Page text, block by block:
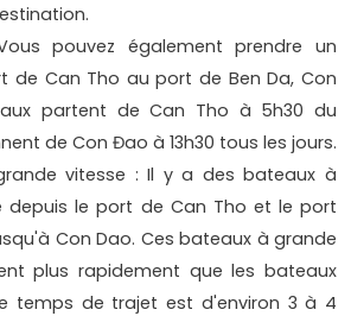
pouvez également prendre un
de Can Tho au port de Ben Da, Con
partent de Can Tho à 5h30 du
de Con Đao à 13h30 tous les jours.
vitesse : Il y a des bateaux à
depuis le port de Can Tho et le port
Con Dao. Ces bateaux à grande
plus rapidement que les bateaux
temps de trajet est d'environ 3 à 4